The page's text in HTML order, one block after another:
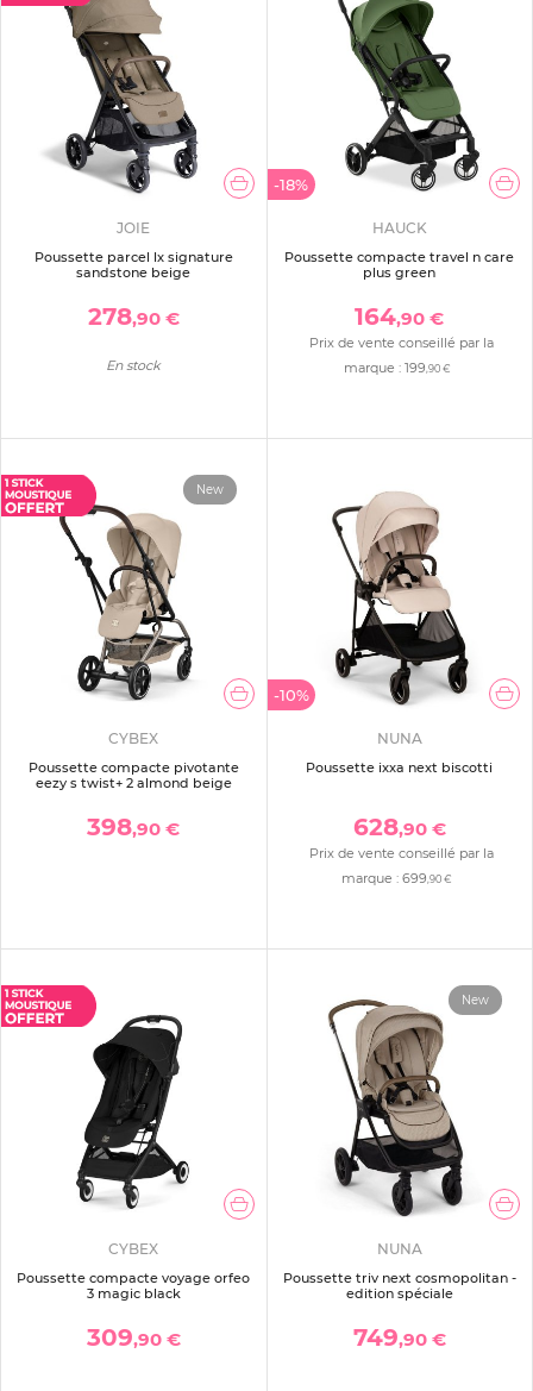
JOIE
Poussette parcel lx signature
sandstone beige
278,90 €
En stock
-18%
HAUCK
Poussette compacte travel n care
plus green
164,90 €
Prix de vente conseillé par la
marque : 199,90 €
New
CYBEX
Poussette compacte pivotante
eezy s twist+ 2 almond beige
398,90 €
-10%
NUNA
Poussette ixxa next biscotti
628,90 €
Prix de vente conseillé par la
marque :699,90 €
CYBEX
Poussette compacte voyage orfeo
3 magic black
309,90 €
New
NUNA
Poussette triv next cosmopolitan -
edition spéciale
749,90 €